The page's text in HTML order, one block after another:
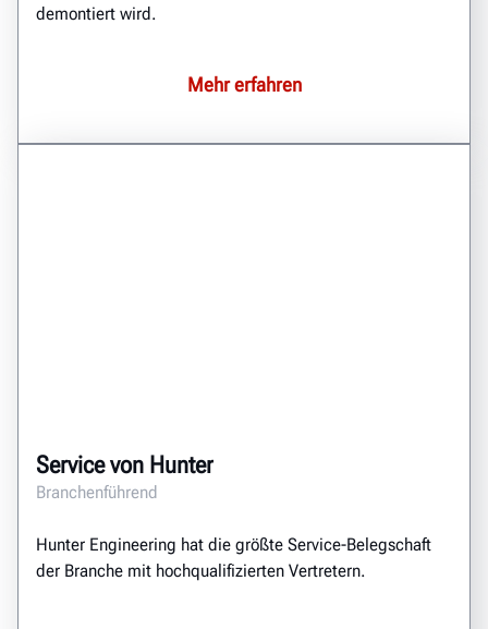
demontiert wird.
Mehr erfahren
Service von Hunter
Branchenführend
Hunter Engineering hat die größte Service-Belegschaft
der Branche mit hochqualifizierten Vertretern.